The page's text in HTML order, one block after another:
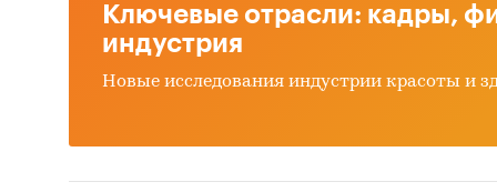
Базы
Ключевые отрасли: кадры,
индустрия
Новые исследования индустрии красоты и